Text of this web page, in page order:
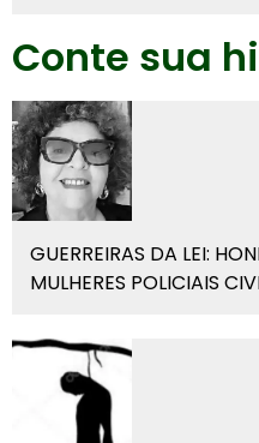
Conte sua
GUERREIRAS DA LEI:
MULHERES POLICIAIS